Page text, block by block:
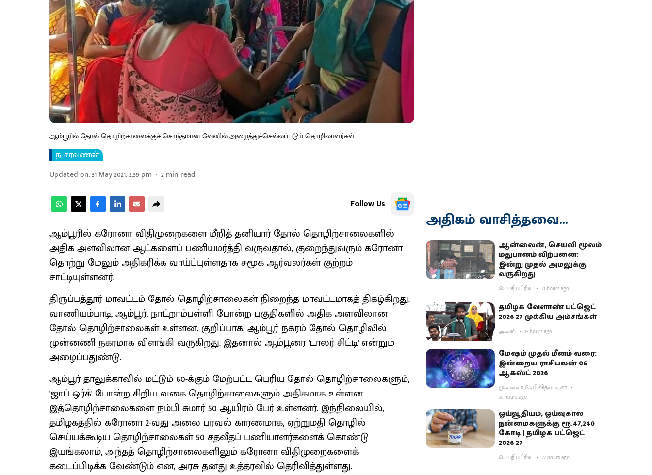
ஆம்பூரில் தோல் தொழிற்சாலைக்குச் சொந்தமான வேனில் அழைத்துச்செல்லப்படும் தொழிலாளர்கள்.
ந. சரவணன்
Updated on:31 May 2021, 2:39 pm 2min read
Follow Us
ஆம்பூரில் கரோனா விதிமுறைகளை மீறித் தனியார் தோல் தொழிற்சாலைகளில்
அதிக அளவிலான ஆட்களைப் பணியமர்த்தி வருவதால், குறைந்துவரும் கரோனா
தொற்று மேலும் அதிகரிக்க வாய்ப்புள்ளதாக சமூக ஆர்வலர்கள் குற்றம்
சாட்டியுள்ளனர்.
திருப்பத்தூர் மாவட்டம் தோல் தொழிற்சாலைகள் நிறைந்த மாவட்டமாகத் திகழ்கிறது.
வாணியம்பாடி, ஆம்பூர், நாட்றாம்பள்ளி போன்ற பகுதிகளில் அதிக அளவிலான
தோல் தொழிற்சாலைகள் உள்ளன. குறிப்பாக, ஆம்பூர் நகரம் தோல் தொழிலில்
முன்னணி நகரமாக விளங்கி வருகிறது. இதனால் ஆம்பூரை 'டாலர் சிட்டி' என்றும்
அழைப்பதுண்டு.
ஆம்பூர் தாலுக்காவில் மட்டும் 60-க்கும் மேற்பட்ட பெரிய தோல் தொழிற்சாலைகளும்,
'ஜாப் ஒர்க்' போன்ற சிறிய வகை தொழிற்சாலைகளும் அதிகமாக உள்ளன.
இத்தொழிற்சாலைகளை நம்பி சுமார் 50 ஆயிரம் பேர் உள்ளனர். இந்நிலையில்,
தமிழகத்தில் கரோனா 2-வது அலை பரவல் காரணமாக, ஏற்றுமதி தொழில்
செய்யக்கூடிய தொழிற்சாலைகள் 50 சதவீதப் பணியாளர்களைக் கொண்டு
இயங்கலாம், அந்தத் தொழிற்சாலைகளிலும் கரோனா விதிமுறைகளைக்
கடைப்பிடிக்க வேண்டும் என, அரசு தனது உத்தரவில் தெரிவித்துள்ளது.
அதிகம் வாசித்தவை...
ஆன்லைன், செயலி மூலம்
மதுபானம் விற்பனை:
இன்று முதல் அமலுக்கு
வருகிறது
செய்திப்பிரிவு 21 hours ago
தமிழக வேளாண் பட்ஜெட்
2026-27 முக்கிய அம்சங்கள்
அனலி 15 hours ago
மேஷம் முதல் மீனம் வரை:
இன்றைய ராசிபலன் 06
ஆகஸ்ட் 2026
முனைவர் கே.பி.வித்யாதரன்
20 hours ago
ஓய்வூதியம், ஓய்வுகால
நன்மைகளுக்கு ரூ.47,240
கோடி | தமிழக பட்ஜெட்
2026-27
செய்திப்பிரிவு 22 hours ago